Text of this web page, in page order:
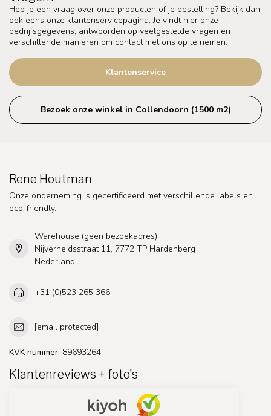
Heb je een vraag over onze producten of je bestelling? Bekijk dan
ook eens onze klantenservicepagina. Je vindt hier onze
bedrijfsgegevens, antwoorden op veelgestelde vragen en
verschillende manieren om contact met ons op te nemen.
Klantenservice
Bezoek onze winkel in Collendoorn (1500 m2)
Rene Houtman
Onze onderneming is gecertificeerd met verschillende labels en
eco-friendly.
Warehouse (geen bezoekadres)
Nijverheidsstraat 11, 7772 TP Hardenberg
Nederland
+31 (0)523 265 366
[email protected]
KVK nummer: 89693264
Klantenreviews + foto's